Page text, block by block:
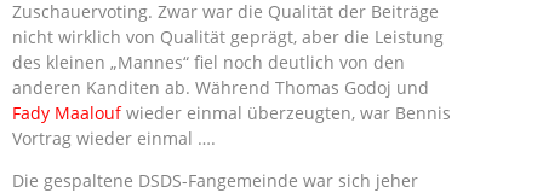
Zuschauervoting. Zwar war die Qualität der Beiträge
nicht wirklich von Qualität geprägt, aber die Leistung
des kleinen „Mannes“ fiel noch deutlich von den
anderen Kanditen ab. Während Thomas Godoj und
Fady Maaloufwieder einmal überzeugten, war Bennis
Vortrag wieder einmal ….
Die gespaltene DSDS-Fangemeinde war sich jeher